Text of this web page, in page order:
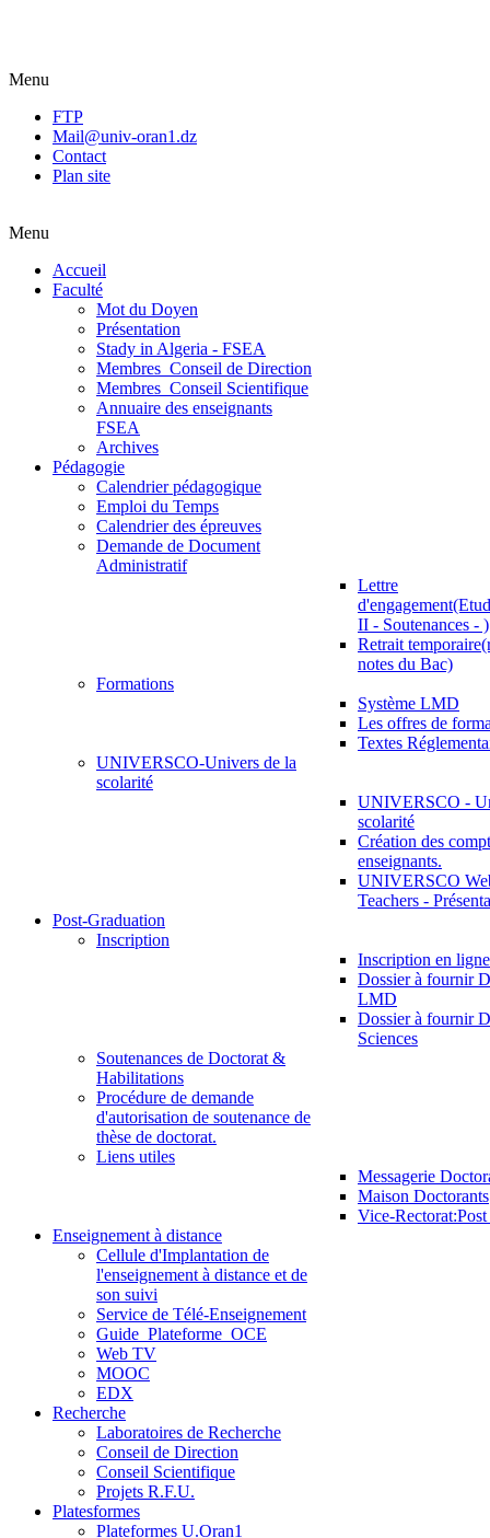
Menu
FTP
Mail@univ-oran1.dz
Contact
Plan site
Menu
Accueil
Faculté
Mot du Doyen
Présentation
Stady in Algeria - FSEA
Membres_Conseil de Direction
Membres_Conseil Scientifique
Annuaire des enseignants
FSEA
Archives
Pédagogie
Calendrier pédagogique
Emploi du Temps
Calendrier des épreuves
Demande de Document
Administratif
Lettre
II - Soutenances - )
Retrait
notes du Bac)
Formations
Système LMD
Les offres de
Textes
UNIVERSCO-Univers de la
scolarité
UNIVERSCO -
scolarité
Création des
enseignants.
UNIVERSCO
Teachers -
Post-Graduation
Inscription
Inscription en ligne
Dossier à fournir
LMD
Dossier à fournir
Sciences
Soutenances de Doctorat &
Habilitations
Procédure de demande
d'autorisation de soutenance de
thèse de doctorat.
Liens utiles
Messagerie
Maison Doctorants
Vice-
Enseignement à distance
Cellule d'Implantation de
l'enseignement à distance et de
son suivi
Service de Télé-Enseignement
Guide_Plateforme_OCE
Web TV
MOOC
EDX
Recherche
Laboratoires de Recherche
Conseil de Direction
Conseil Scientifique
Projets R.F.U.
Platesformes
Plateformes U.Oran1